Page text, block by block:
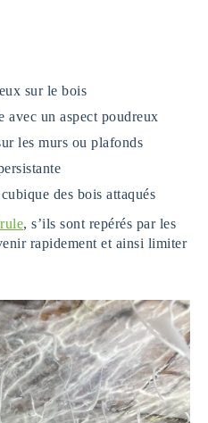
sur le bois
avec un aspect poudreux
les murs ou plafonds
des bois attaqués
, s’ils sont repérés par les
rapidement et ainsi limiter